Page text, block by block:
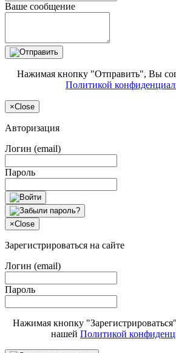
Ваше сообщение
Нажимая кнопку "Отправить", Вы
Политикой
×Close
Авторизация
Логин (email)
Пароль
×Close
Зарегистрироваться на сайте
Логин (email)
Пароль
Нажимая кнопку
нашей Политикой